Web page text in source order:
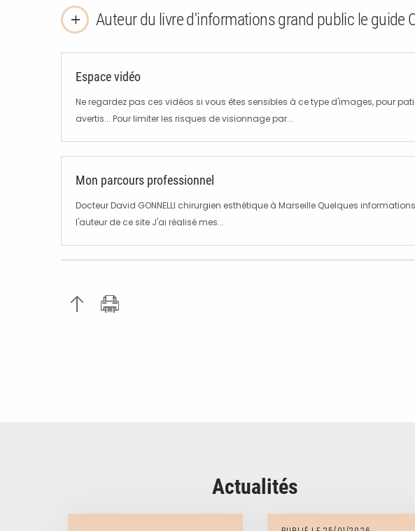
Auteur du livre d'informations grand public le guide
Espace vidéo
Ne regardez pas ces vidéos si vous êtes sensibles à ce type d'images, pour
avertis... Pour limiter les risques de visionnage par...
Mon parcours professionnel
Docteur David GONNELLI chirurgien esthétique à Marseille Quelques
l'auteur de ce site J'ai réalisé mes...
Actualités